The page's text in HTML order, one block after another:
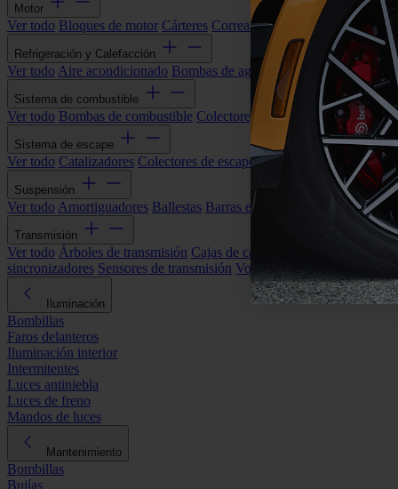
Motor
Ver todo Bloques de motor Cárteres Correas alternador Correas y
Refrigeración y Calefacción
Ver todo Aire acondicionado Bombas de agua Electroventiladores
Sistema de combustible
Ver todo Bombas de combustible Colectores de admisión Filtros de
Sistema de escape
Ver todo Catalizadores Colectores de escape Filtros de partículas
Suspensión
Ver todo Amortiguadores Ballestas Barras estabilizadoras Bieletas y
Transmisión
Ver todo Árboles de transmisión Cajas de cambios automáticas
sincronizadores Sensores de transmisión Volantes de motor
Iluminación
Bombillas
Faros delanteros
Iluminación interior
Intermitentes
Luces antiniebla
Luces de freno
Mandos de luces
Mantenimiento
Bombillas
Bujías